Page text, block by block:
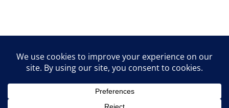
Lifestyle tippek & trükkök